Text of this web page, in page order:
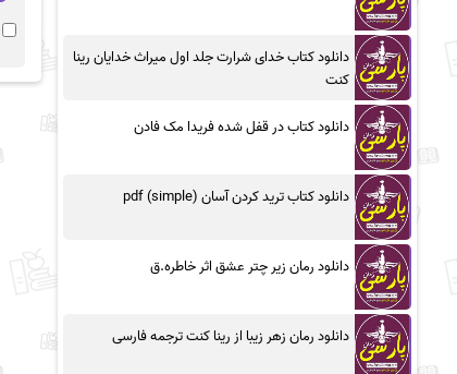
دانلود کتاب خدای شرارت جلد اول میراث خدایان رینا
کنت
دانلود کتاب در قفل شده فریدا مک فادن
دانلود کتاب ترید کردن آسان (simple) pdf
دانلود رمان زیر چتر عشق اثر خاطره.ق
دانلود رمان زهر زیبا از رینا کنت ترجمه فارسی